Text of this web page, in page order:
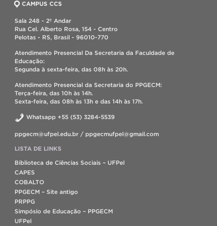
CAMPUS CCS
Sala 248 - 2º Andar
Rua Cel. Alberto Rosa, 154 - Centro
Pelotas - RS, Brasil - 96010-770
Atendimento Presencial Da Secretaria da Faculdade de
Educação:
Segunda à sexta-feira, das 08h às 20h.
Atendimento Presencial da Secretaria do PPGECM:
Terça-feira, das 10h às 14h.
Sexta-feira, das 08h às 13h e das 14h às 17h.
Whatsapp +55 (53) 3284-5539
ppgecm@ufpel.edu.br / ppgecmufpel@gmail.com
LISTA DE LINKS
Biblioteca de Ciências Sociais – UFPel
CAPES
COBALTO
PPGECM – Site antigo
PRPPG
Simpósio de Educação – PPGECM
UFPel